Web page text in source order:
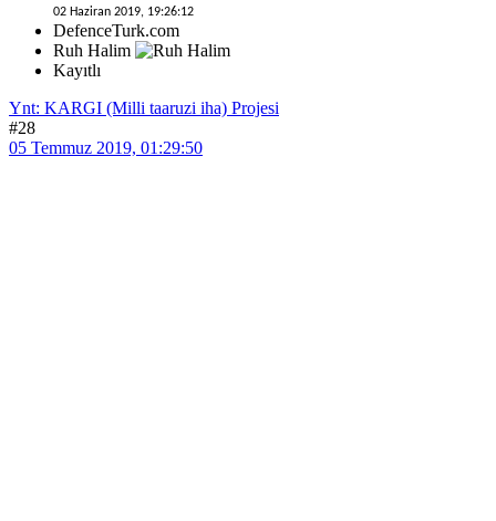
02 Haziran 2019, 19:26:12
DefenceTurk.com
Ruh Halim
Kayıtlı
Ynt: KARGI (Milli taaruzi iha) Projesi
#28
05 Temmuz 2019, 01:29:50